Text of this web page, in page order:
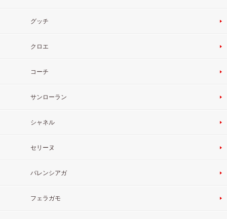
グッチ
クロエ
コーチ
サンローラン
シャネル
セリーヌ
バレンシアガ
フェラガモ